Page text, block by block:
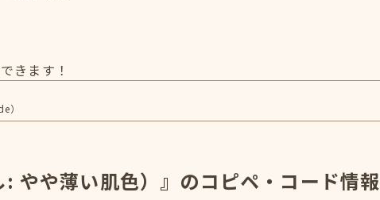
きます！
）
: やや薄い肌色）』のコピペ・コード情報